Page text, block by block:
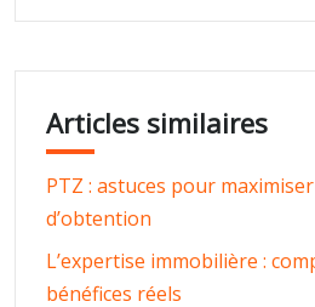
Articles similaires
PTZ : astuces pour
d’obtention
L’expertise immobilière :
bénéfices réels